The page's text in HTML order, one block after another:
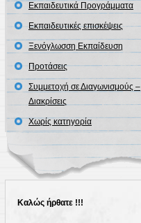
Εκπαιδευτικά Προγράμματα
Εκπαιδευτικές επισκέψεις
Ξενόγλωσση Εκπαίδευση
Προτάσεις
Συμμετοχή σε Διαγωνισμούς –
Διακρίσεις
Χωρίς κατηγορία
Καλώς ήρθατε !!!